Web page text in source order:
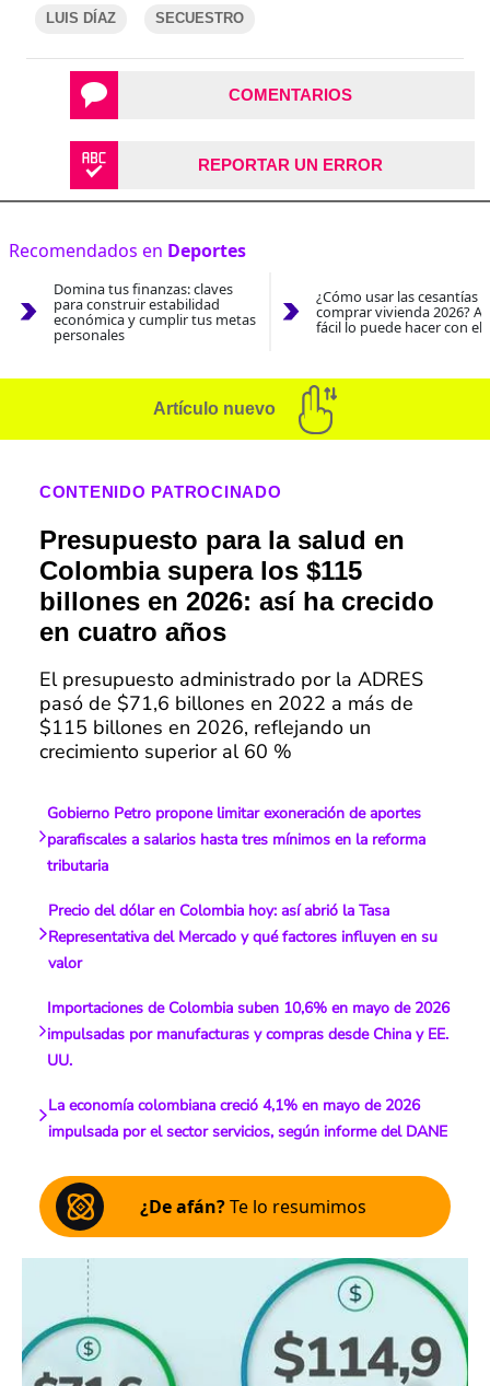
LUIS DÍAZ SECUESTRO
COMENTARIOS
REPORTAR UN ERROR
Recomendados en Deportes
Domina tus finanzas: claves
para construir estabilidad
económica y cumplir tus metas
personales
¿Cómo usar las cesantías
comprar vivienda 2026?
fácil lo puede hacer con el
Artículo nuevo
CONTENIDO PATROCINADO
Presupuesto para la salud en
Colombia supera los $115
billones en 2026: así ha crecido
en cuatro años
El presupuesto administrado por la ADRES
pasó de $71,6 billones en 2022 a más de
$115 billones en 2026, reflejando un
crecimiento superior al 60 %
Gobierno Petro propone limitar exoneración de aportes
parafiscales a salarios hasta tres mínimos en la reforma
tributaria
Precio del dólar en Colombia hoy: así abrió la Tasa
Representativa del Mercado y qué factores influyen en su
valor
Importaciones de Colombia suben 10,6% en mayo de 2026
impulsadas por manufacturas y compras desde China y EE.
UU.
La economía colombiana creció 4,1% en mayo de 2026
impulsada por el sector servicios, según informe del DANE
¿De afán?Te lo resumimos